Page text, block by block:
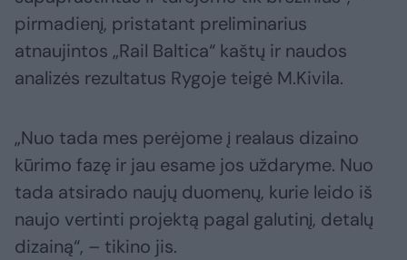
pirmadienį, pristatant preliminarius
atnaujintos „Rail Baltica“ kaštų ir naudos
analizės rezultatus Rygoje teigė M.Kivila.
„Nuo tada mes perėjome į realaus dizaino
kūrimo fazę ir jau esame jos uždaryme. Nuo
tada atsirado naujų duomenų, kurie leido iš
naujo vertinti projektą pagal galutinį, detalų
dizainą“, – tikino jis.